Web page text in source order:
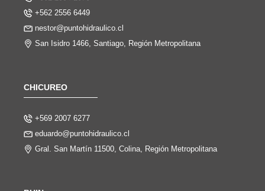
+562 2556 6449
nestor@puntohidraulico.cl
San Isidro 1466, Santiago, Región Metropolitana
CHICUREO
+569 2007 6277
eduardo@puntohidraulico.cl
Gral. San Martín 11500, Colina, Región Metropolitana